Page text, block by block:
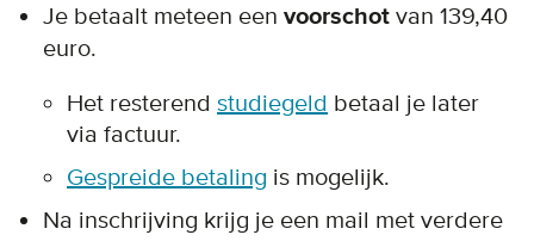
Je betaalt meteen een voorschot van 139,40
euro.
Het resterend studiegeld betaal je later
via factuur.
Gespreide betaling is mogelijk.
Na inschrijving krijg je een mail met verdere